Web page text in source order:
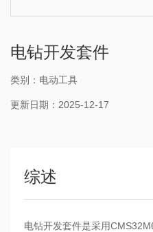
电钻开发套件
类别：电动工具
更新日期：2025-12-17
综述
电钻开发套件是采用